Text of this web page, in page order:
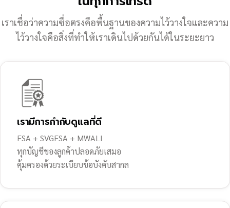
เราเชื่อว่าความซื่อตรงคือพื้นฐานของความไว้วางใจและความ
ไว้วางใจคือสิ่งที่ทำให้เราเดินไปด้วยกันได้ในระยะยาว
เรามีการกำกับดูแลที่ดี
FSA + SVGFSA + MWALI
ทุกบัญชีของลูกค้าปลอดภัยเสมอ
คุ้มครองด้วยระเบียบข้อบังคับสากล